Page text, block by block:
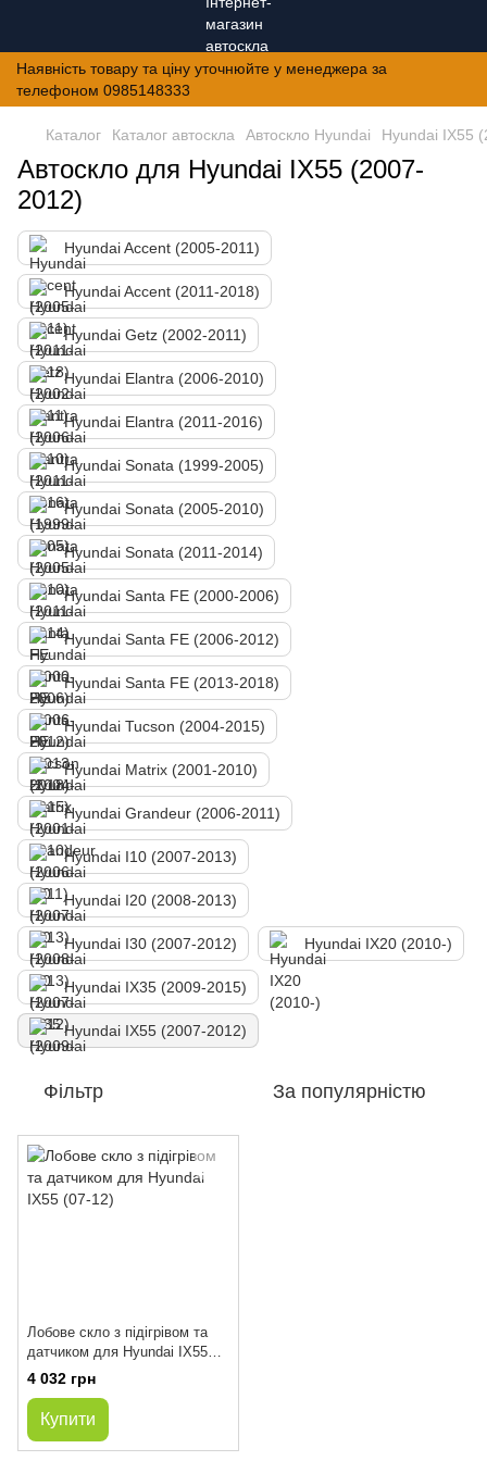
Наявність товару та ціну уточнюйте у менеджера за
телефоном 0985148333
Каталог Каталог автоскла Автоскло Hyundai Hyundai IX55
Автоскло для Hyundai IX55 (2007-
2012)
Hyundai Accent (2005-2011)
Hyundai Accent (2011-2018)
Hyundai Getz (2002-2011)
Hyundai Elantra (2006-2010)
Hyundai Elantra (2011-2016)
Hyundai Sonata (1999-2005)
Hyundai Sonata (2005-2010)
Hyundai Sonata (2011-2014)
Hyundai Santa FE (2000-2006)
Hyundai Santa FE (2006-2012)
Hyundai Santa FE (2013-2018)
Hyundai Tucson (2004-2015)
Hyundai Matrix (2001-2010)
Hyundai Grandeur (2006-2011)
Hyundai I10 (2007-2013)
Hyundai I20 (2008-2013)
Hyundai I30 (2007-2012) Hyundai IX20 (2010-)
Hyundai IX35 (2009-2015)
Hyundai IX55 (2007-2012)
Фільтр За популярністю
Лобове скло з підігрівом та
датчиком для Hyundai IX55
(07-12)
4 032 грн
Купити